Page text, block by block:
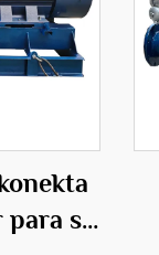
para sa